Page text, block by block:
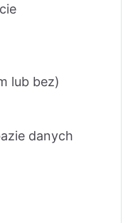
lub bez)
danych